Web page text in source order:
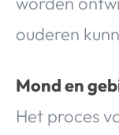
ouderen
Mond en
Het proces